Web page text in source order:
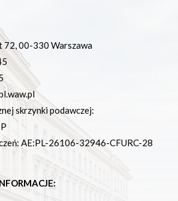
72, 00-330 Warszawa
skrzynki podawczej:
AE:PL-26106-32946-CFURC-28